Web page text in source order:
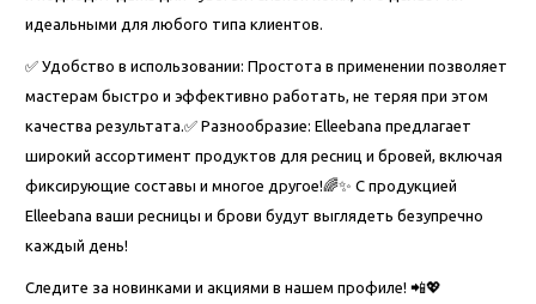
идеальными для любого типа клиентов.
✅ Удобство в использовании: Простота в применении позволяет
мастерам быстро и эффективно работать, не теряя при этом
качества результата.✅ Разнообразие: Elleebana предлагает
широкий ассортимент продуктов для ресниц и бровей, включая
фиксирующие составы и многое другое!🌈✨ С продукцией
Elleebana ваши ресницы и брови будут выглядеть безупречно
каждый день!
Следите за новинками и акциями в нашем профиле! 📲💖